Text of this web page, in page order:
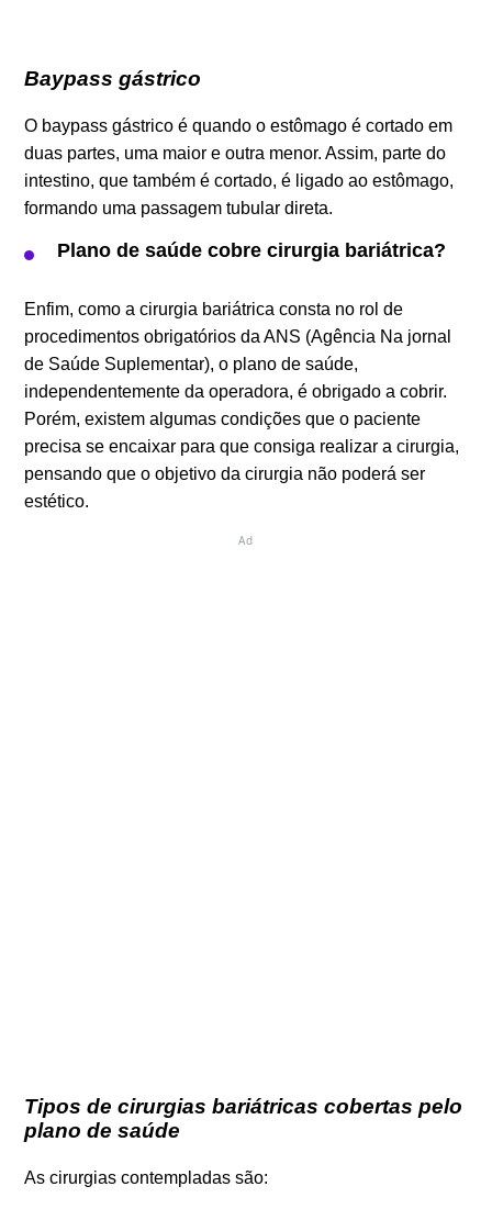
Baypass gástrico
O baypass gástrico é quando o estômago é cortado em
duas partes, uma maior e outra menor. Assim, parte do
intestino, que também é cortado, é ligado ao estômago,
formando uma passagem tubular direta.
Plano de saúde cobre cirurgia bariátrica?
Enfim, como a cirurgia bariátrica consta no rol de
procedimentos obrigatórios da ANS (Agência Na jornal
de Saúde Suplementar), o plano de saúde,
independentemente da operadora, é obrigado a cobrir.
Porém, existem algumas condições que o paciente
precisa se encaixar para que consiga realizar a cirurgia,
pensando que o objetivo da cirurgia não poderá ser
estético.
Ad
Tipos de cirurgias bariátricas cobertas pelo
plano de saúde
As cirurgias contempladas são: